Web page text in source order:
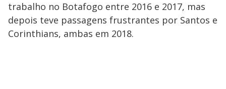
trabalho no Botafogo entre 2016 e 2017, mas
depois teve passagens frustrantes por Santos e
Corinthians, ambas em 2018.